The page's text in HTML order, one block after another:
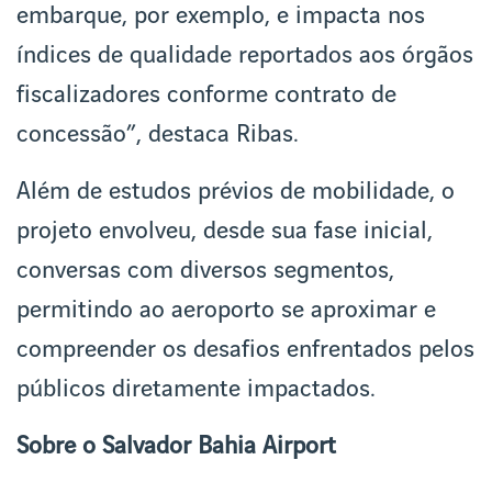
embarque, por exemplo, e impacta nos
índices de qualidade reportados aos órgãos
fiscalizadores conforme contrato de
concessão”, destaca Ribas.
Além de estudos prévios de mobilidade, o
projeto envolveu, desde sua fase inicial,
conversas com diversos segmentos,
permitindo ao aeroporto se aproximar e
compreender os desafios enfrentados pelos
públicos diretamente impactados.
Sobre o Salvador Bahia Airport